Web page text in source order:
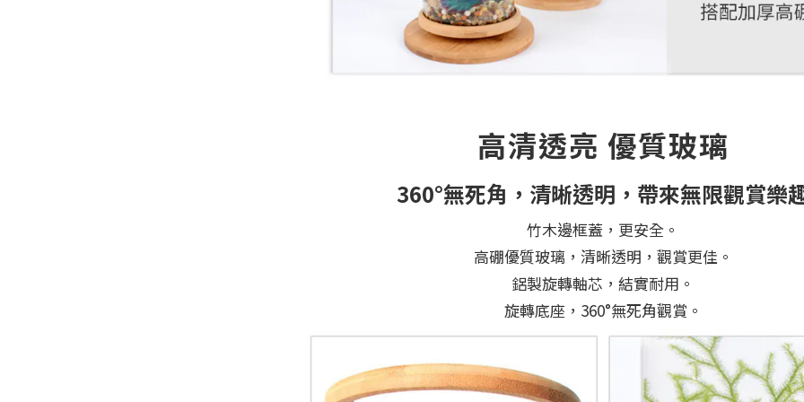
高清透亮 優質玻璃
360°無死角，清晰透明，帶來無限觀賞樂
竹木邊框蓋，更安全。
高硼優質玻璃，清晰透明，觀賞更佳。
鋁製旋轉軸芯，結實耐用。
旋轉底座，360°無死角觀賞。